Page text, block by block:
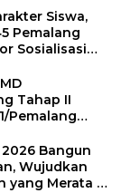
Siswa,
Pemalang
Sosialisasi
Tahap II
Pemalang
dan
Pertanian
Bangun
Wujudkan
yang Merata &